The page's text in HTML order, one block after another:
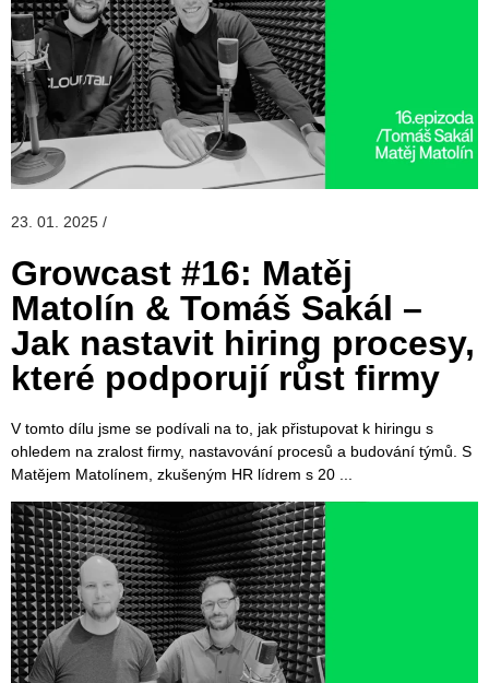
23. 01. 2025 /
Growcast #16: Matěj
Matolín & Tomáš Sakál –
Jak nastavit hiring procesy,
které podporují růst firmy
V tomto dílu jsme se podívali na to, jak přistupovat k hiringu s
ohledem na zralost firmy, nastavování procesů a budování týmů. S
Matějem Matolínem, zkušeným HR lídrem s 20